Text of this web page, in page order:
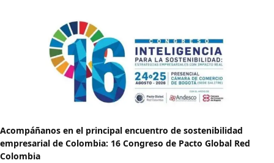
Acompáñanos en el principal encuentro de sostenibilidad
empresarial de Colombia: 16 Congreso de Pacto Global Red
Colombia